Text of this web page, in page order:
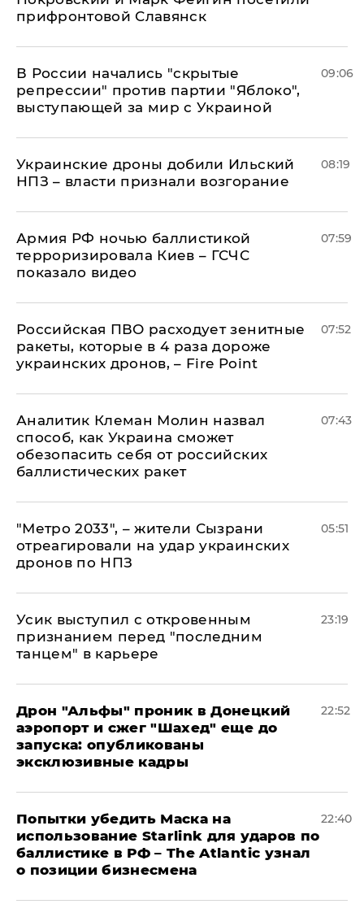
прифронтовой Славянск
В России начались "скрытые
репрессии" против партии "Яблоко",
выступающей за мир с Украиной
09:06
Украинские дроны добили Ильский
НПЗ – власти признали возгорание
08:19
Армия РФ ночью баллистикой
терроризировала Киев – ГСЧС
показало видео
07:59
Российская ПВО расходует зенитные
ракеты, которые в 4 раза дороже
украинских дронов, – Fire Point
07:52
Аналитик Клеман Молин назвал
способ, как Украина сможет
обезопасить себя от российских
баллистических ракет
07:43
"Метро 2033", – жители Сызрани
отреагировали на удар украинских
дронов по НПЗ
05:51
Усик выступил с откровенным
признанием перед "последним
танцем" в карьере
23:19
Дрон "Альфы" проник в Донецкий
аэропорт и сжег "Шахед" еще до
запуска: опубликованы
эксклюзивные кадры
22:52
Попытки убедить Маска на
использование Starlink для ударов по
баллистике в РФ – The Atlantic узнал
о позиции бизнесмена
22:40